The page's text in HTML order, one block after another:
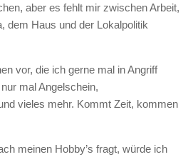
aber es fehlt mir zwischen Arbeit,
dem Haus und der Lokalpolitik
vor, die ich gerne mal in Angriff
mal Angelschein,
vieles mehr. Kommt Zeit, kommen
meinen Hobby’s fragt, würde ich